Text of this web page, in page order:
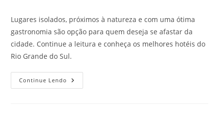
Lugares isolados, próximos à natureza e com uma ótima
gastronomia são opção para quem deseja se afastar da
cidade. Continue a leitura e conheça os melhores hotéis do
Rio Grande do Sul.
Continue Lendo Conheça
Os